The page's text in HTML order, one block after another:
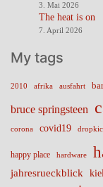
3. Mai 2026
The heat is on
7. April 2026
My tags
2010 afrika ausfahrt
bruce springsteen
corona covid19
happy place hardware
jahresrueckblick